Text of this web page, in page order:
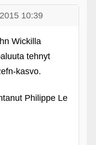
10:39
Wickilla
tehnyt
kasvo.
Philippe Le